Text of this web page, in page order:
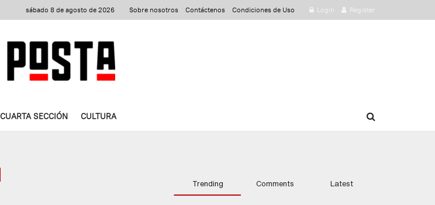
sábado 8 de agosto de 2026 Sobre nosotros Contáctenos Condiciones de Uso Login Register
CUARTA SECCIÓN CULTURA
Trending Comments Latest